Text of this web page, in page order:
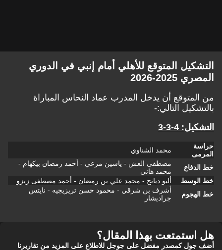
التشكيل المتوقع للأهلي أمام إنبي في الدوري
المصري 2025-2026
من المتوقع أن يدخل المدرب عماد النحاس المباراة
بالتشكيل التالي:-
التشكيل: 4-3-3
حراسة
المرمى
محمد الشناوي
خط الدفاع
مصطفى العش - ياسين مرعي - أحمد رمضان بيكهام -
محمد هاني
خط الوسط
أليو ديانج - محمد علي بن رمضان - أحمد مصطفى زيزو
خط الهجوم
أشرف بن شرقي - محمود حسن تريزيجيه - نايتس
جراديشار
هل استمتعت بهذا المقال؟
أضف جول كمصدر مفضل على جوجل للاطلاع على المزيد من تقاريرنا